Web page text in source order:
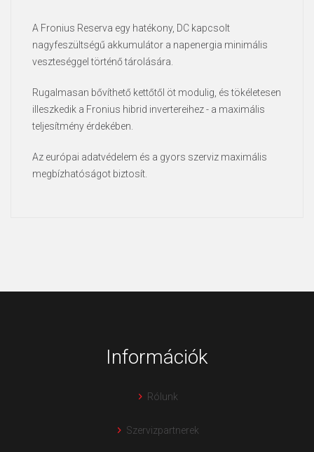
A Fronius Reserva egy hatékony, DC kapcsolt
nagyfeszültségű akkumulátor a napenergia minimális
veszteséggel történő tárolására.
Rugalmasan bővíthető kettőtől öt modulig, és tökéletesen
illeszkedik a Fronius hibrid invertereihez - a maximális
teljesítmény érdekében.
Az európai adatvédelem és a gyors szerviz maximális
megbízhatóságot biztosít.
Információk
Rólunk
Szervizpartnerek